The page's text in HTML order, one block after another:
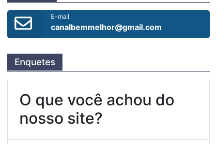
E-mail
canalbemmelhor@gmail.com
Enquetes
O que você achou do
nosso site?